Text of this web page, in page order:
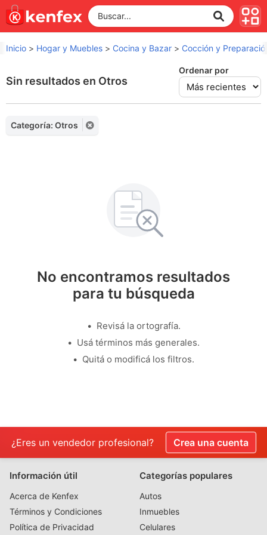
Inicio > Hogar y Muebles > Cocina y Bazar > Cocción y
Sin resultados en Otros
Ordenar por
Categoría: Otros
No encontramos resultados
para tu búsqueda
Revisá la ortografía.
Usá términos más generales.
Quitá o modificá los filtros.
¿Eres un vendedor profesional? Crea una cuenta
Información útil
Acerca de Kenfex
Términos y Condiciones
Política de Privacidad
Categorías populares
Autos
Inmuebles
Celulares